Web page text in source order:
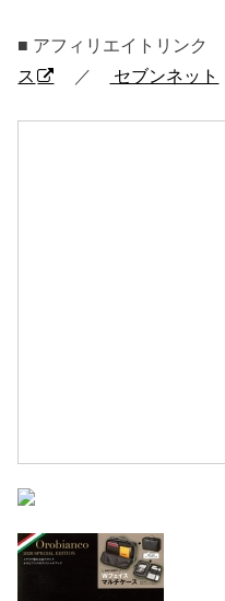
■ アフィリエイトリンク
ス
／ セブンネット